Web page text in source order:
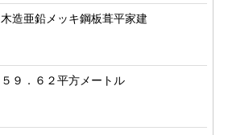
木造亜鉛メッキ鋼板葺平家建
５９．６２平方メートル